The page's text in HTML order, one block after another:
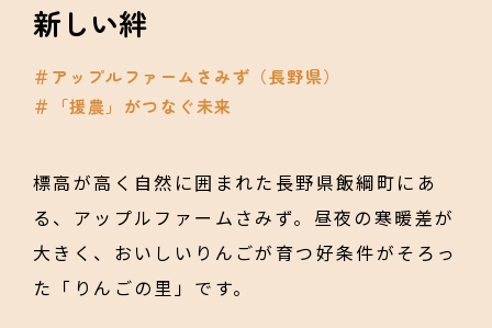
新しい絆
＃アップルファームさみず（長野県）
＃「援農」がつなぐ未来
標高が高く自然に囲まれた長野県飯綱町にあ
る、アップルファームさみず。昼夜の寒暖差が
大きく、おいしいりんごが育つ好条件がそろっ
た「りんごの里」です。